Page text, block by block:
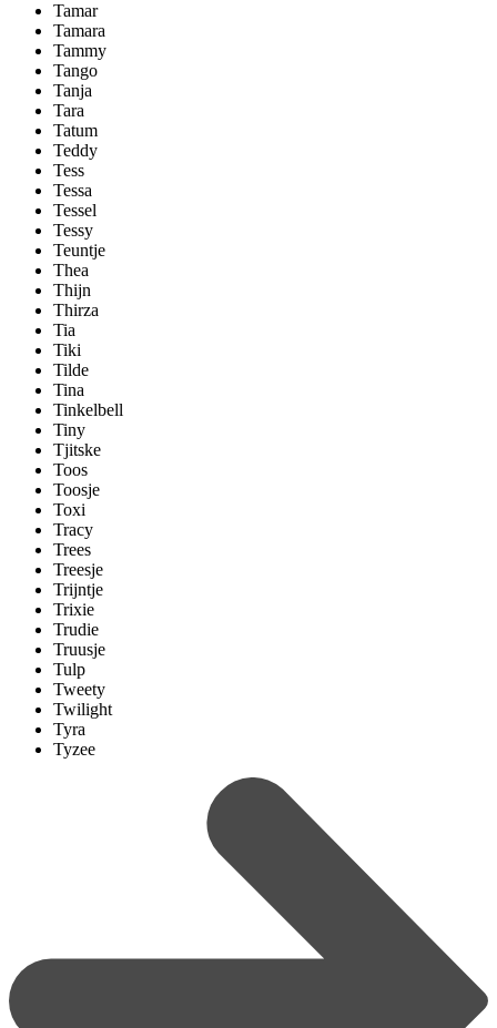
Tamar
Tamara
Tammy
Tango
Tanja
Tara
Tatum
Teddy
Tess
Tessa
Tessel
Tessy
Teuntje
Thea
Thijn
Thirza
Tia
Tiki
Tilde
Tina
Tinkelbell
Tiny
Tjitske
Toos
Toosje
Toxi
Tracy
Trees
Treesje
Trijntje
Trixie
Trudie
Truusje
Tulp
Tweety
Twilight
Tyra
Tyzee